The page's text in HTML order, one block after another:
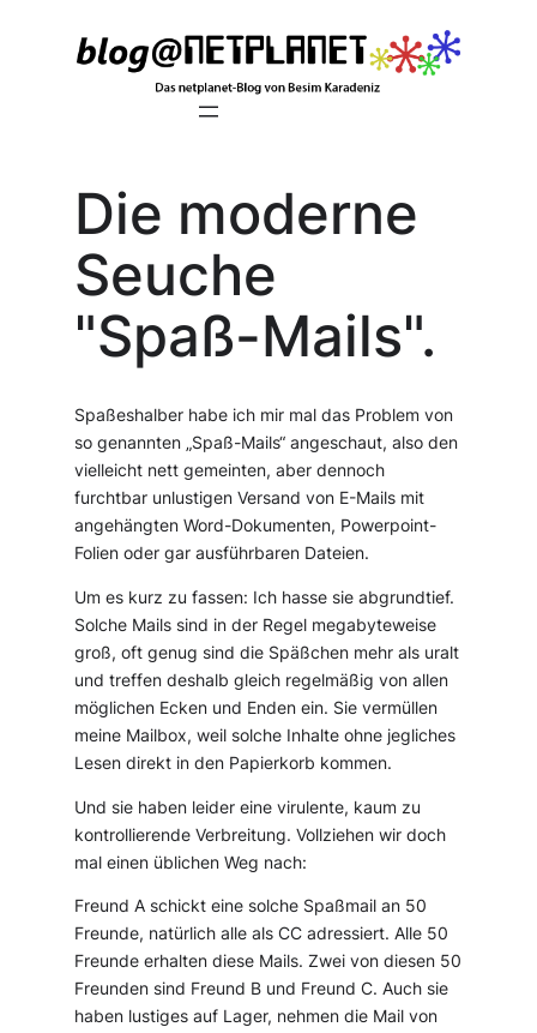
Die moderne
Seuche
"Spaß-Mails".
Spaßeshalber habe ich mir mal das Problem von
so genannten „Spaß-Mails“ angeschaut, also den
vielleicht nett gemeinten, aber dennoch
furchtbar unlustigen Versand von E-Mails mit
angehängten Word-Dokumenten, Powerpoint-
Folien oder gar ausführbaren Dateien.
Um es kurz zu fassen: Ich hasse sie abgrundtief.
Solche Mails sind in der Regel megabyteweise
groß, oft genug sind die Späßchen mehr als uralt
und treffen deshalb gleich regelmäßig von allen
möglichen Ecken und Enden ein. Sie vermüllen
meine Mailbox, weil solche Inhalte ohne jegliches
Lesen direkt in den Papierkorb kommen.
Und sie haben leider eine virulente, kaum zu
kontrollierende Verbreitung. Vollziehen wir doch
mal einen üblichen Weg nach:
Freund A schickt eine solche Spaßmail an 50
Freunde, natürlich alle als CC adressiert. Alle 50
Freunde erhalten diese Mails. Zwei von diesen 50
Freunden sind Freund B und Freund C. Auch sie
haben lustiges auf Lager, nehmen die Mail von